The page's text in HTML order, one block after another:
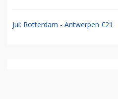
Jul: Rotterdam - Antwerpen €21